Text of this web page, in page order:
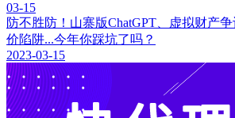
03-15
防不胜防！山寨版ChatGPT、虚拟财产争
价陷阱...今年你踩坑了吗？
2023-03-15